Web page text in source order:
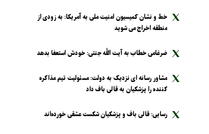
خط و نشان کمیسیون امنیت ملی به آمریکا: به زودی از
منطقه اخراج می شوید
ضرغامی خطاب به آیت الله جنتی: خودش استعفا بدهد
مشاور رسانه ای نزدیک به دولت: مسئولیت تیم مذاکره
کننده را پزشکیان به قالی باف داد
رسایی: قالی باف و پزشکیان شکست عشقی خورده‌اند